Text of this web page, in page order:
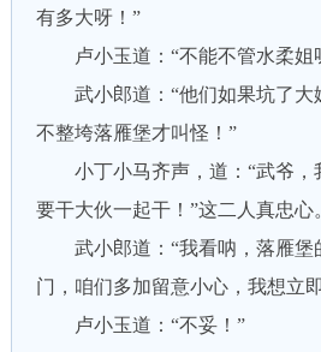
有多大呀！”
卢小玉道：“不能不管水柔姐
武小郎道：“他们如果坑了大
不整垮落雁堡才叫怪！”
小丁小马齐声，道：“武爷，
要干大伙一起干！”这二人真忠心
武小郎道：“我看呐，落雁堡
门，咱们多加留意小心，我想立
卢小玉道：“不妥！”